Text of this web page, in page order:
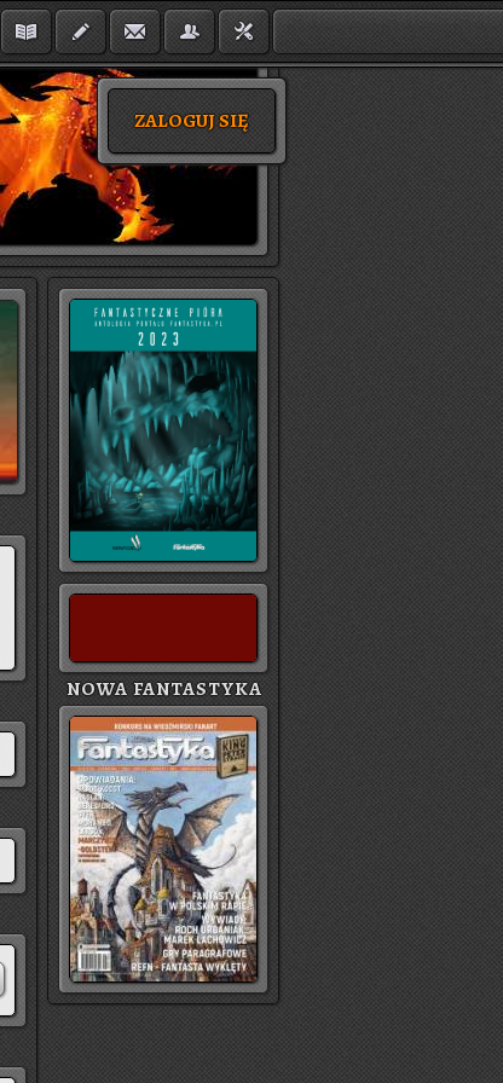
ZALOGUJ SIĘ
NOWA FANTASTYKA